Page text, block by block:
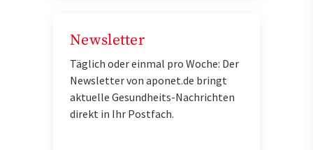
Newsletter
Täglich oder einmal pro Woche: Der
Newsletter von aponet.de bringt
aktuelle Gesundheits-Nachrichten
direkt in Ihr Postfach.